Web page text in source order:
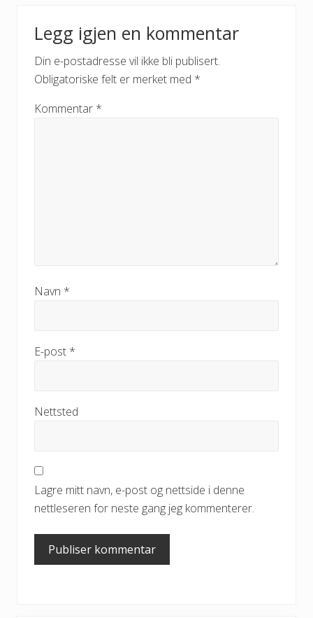
Legg igjen en kommentar
Din e-postadresse vil ikke bli publisert.
Obligatoriske felt er merket med *
Kommentar *
Navn *
E-post *
Nettsted
Lagre mitt navn, e-post og nettside i denne
nettleseren for neste gang jeg kommenterer.